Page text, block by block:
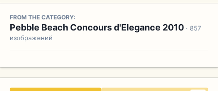
FROM THE CATEGORY:
Pebble Beach Concours d'Elegance 2010 · 857
изображений